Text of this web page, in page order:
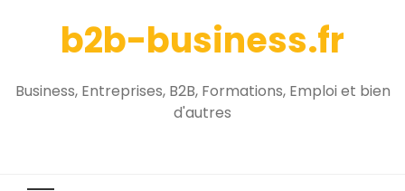
b2b-business.fr
Business, Entreprises, B2B, Formations, Emploi et bien
d'autres